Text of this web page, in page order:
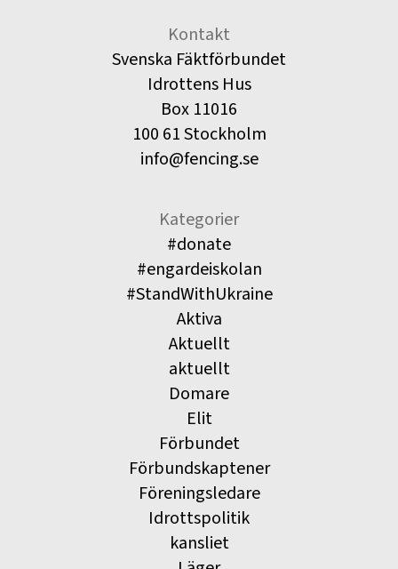
Kontakt
Svenska Fäktförbundet
Idrottens Hus
Box 11016
100 61 Stockholm
info@fencing.se
Kategorier
#donate
#engardeiskolan
#StandWithUkraine
Aktiva
Aktuellt
aktuellt
Domare
Elit
Förbundet
Förbundskaptener
Föreningsledare
Idrottspolitik
kansliet